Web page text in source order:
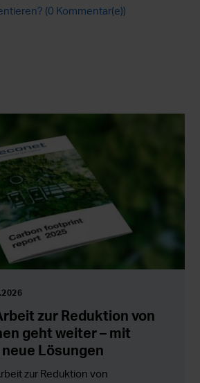
(0 Kommentar(e))
zur Reduktion von
geht weiter – mit
Lösungen
zur Reduktion von